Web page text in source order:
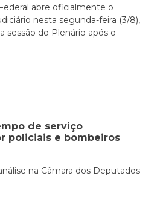
abre oficialmente o
nesta segunda-feira (3/8),
sessão do Plenário após o
de serviço
policiais e bombeiros
na Câmara dos Deputados